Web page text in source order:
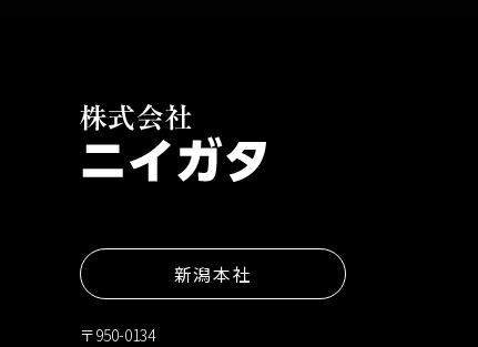
新潟本社
〒950-0134